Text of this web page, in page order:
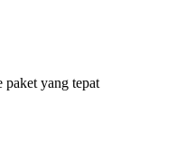
paket yang tepat